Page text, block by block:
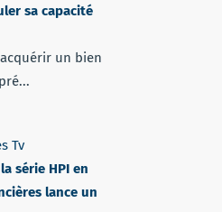
sa capacité
un bien
Tv
série HPI en
lance un